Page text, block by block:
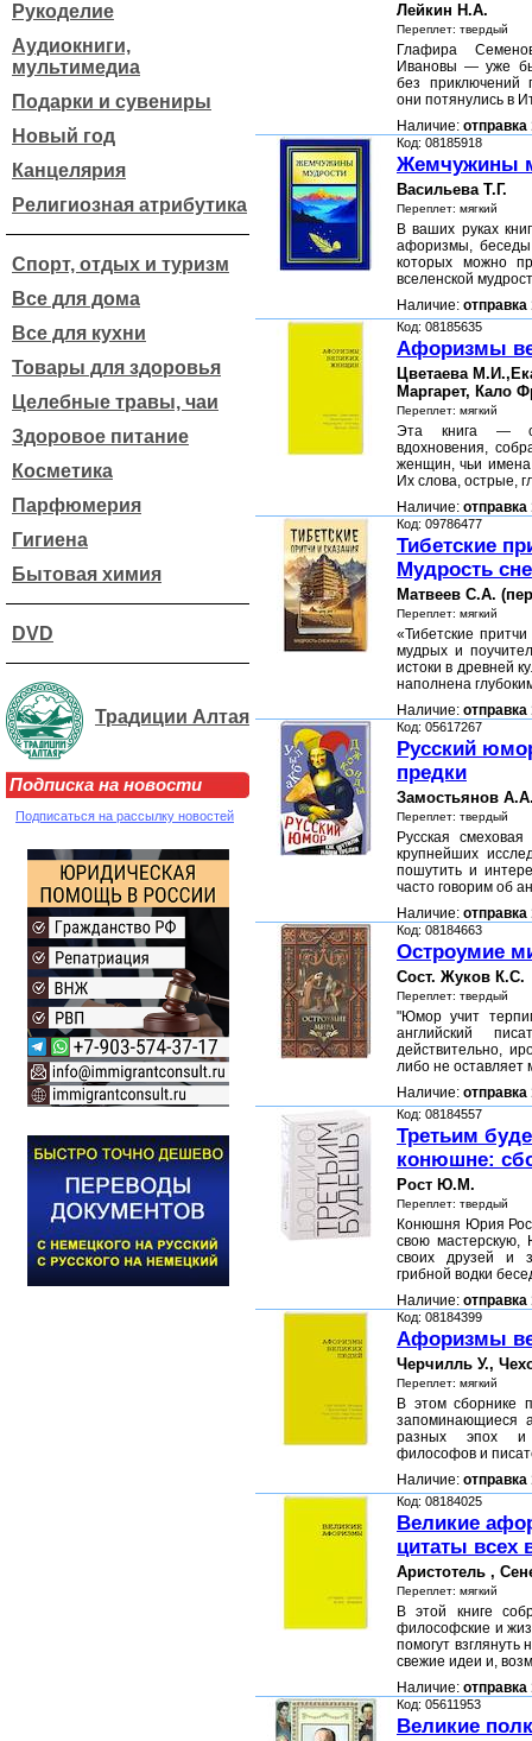
Рукоделие
Аудиокниги,
мультимедиа
Подарки и сувениры
Новый год
Канцелярия
Религиозная атрибутика
Спорт, отдых и туризм
Все для дома
Все для кухни
Товары для здоровья
Целебные травы, чаи
Здоровое питание
Косметика
Парфюмерия
Гигиена
Бытовая химия
DVD
Традиции Алтая
Подписка на новости
Подписаться на рассылку новостей
Лейкин Н.А.
Переплет: твердый
Глафира
Ивановы — уже
без приключений
они потянулись в
Наличие: отправка
Код: 08185918
Жемчужины
Васильева Т.Г.
Переплет: мягкий
В ваших руках
афоризмы,
которых можно
вселенской
Наличие: отправка
Код: 08185635
Афоризмы
Цветаева
Маргарет, Кало
Переплет: мягкий
Эта книга —
вдохновения,
женщин, чьи имена
Их слова, острые,
Наличие: отправка
Код: 09786477
Тибетские
Мудрость
Матвеев С.А.
Переплет: мягкий
«Тибетские
мудрых и
истоки в древней
наполнена
Наличие: отправка
Код: 05617267
Русский
предки
Замостьянов
Переплет: твердый
Русская смеховая
крупнейших
пошутить и
часто говорим об
Наличие: отправка
Код: 08184663
Остроумие
Сост. Жуков К.С.
Переплет: твердый
"Юмор учит
английский
действительно,
либо не оставляет
Наличие: отправка
Код: 08184557
Третьим
конюшне:
Рост Ю.М.
Переплет: твердый
Конюшня Юрия
свою мастерскую,
своих друзей и
грибной водки
Наличие: отправка
Код: 08184399
Афоризмы
Черчилль У.,
Переплет: мягкий
В этом сборнике
запоминающиеся
разных эпох и
философов и
Наличие: отправка
Код: 08184025
Великие
цитаты всех
Аристотель ,
Переплет: мягкий
В этой книге
философские и
помогут
свежие идеи и,
Наличие: отправка
Код: 05611953
Великие